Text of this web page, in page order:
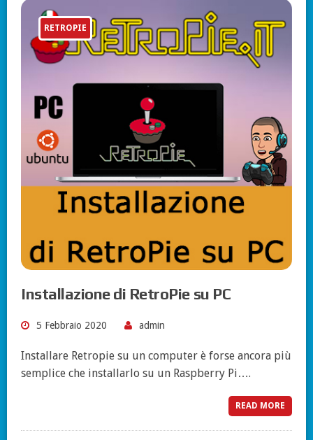
RETROPIE
Installazione di RetroPie su PC
5 Febbraio 2020 admin
Installare Retropie su un computer è forse ancora più
semplice che installarlo su un Raspberry Pi….
READ MORE